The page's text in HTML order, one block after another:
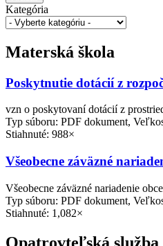
Kategória
Materská škola
Poskytnutie dotácií z
vzn o poskytovaní dotácií z
Typ súboru: PDF dokument,
Stiahnuté: 988×
Všeobecne záväzné
Všeobecne záväzné nariadenie
Typ súboru: PDF dokument,
Stiahnuté: 1,082×
Opatrovteľská služba